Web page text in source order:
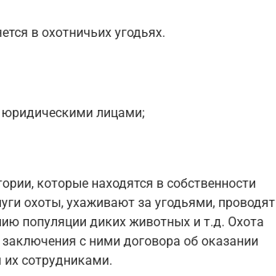
в охотничьих угодьях.
юридическими лицами;
которые находятся в собственности
охоты, ухаживают за угодьями, проводят
популяции диких животных и т.д. Охота
с ними договора об оказании
их сотрудниками.